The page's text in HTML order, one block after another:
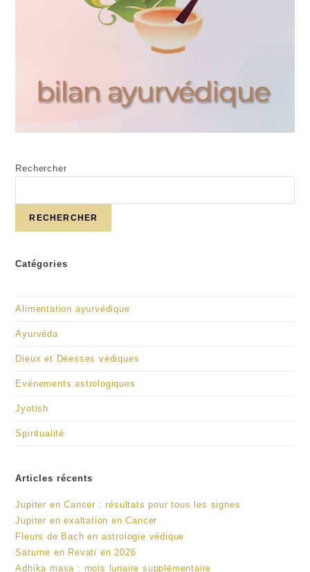
Rechercher
RECHERCHER
Catégories
Alimentation ayurvédique
Ayurvéda
Dieux et Déesses védiques
Evénements astrologiques
Jyotish
Spiritualité
Articles récents
Jupiter en Cancer : résultats pour tous les signes
Jupiter en exaltation en Cancer
Fleurs de Bach en astrologie védique
Saturne en Revati en 2026
Adhika masa : mois lunaire supplémentaire